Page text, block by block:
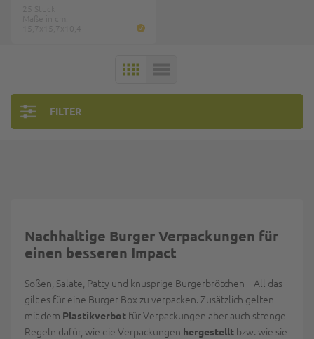
KACHELN
FILTER
Nachhaltige Burger Verpackungen für
einen besseren Impact
Soßen, Salate, Patty und knusprige Burgerbrötchen – All das
gilt es für eine Burger Box zu verpacken. Zusätzlich gelten
mit dem Plastikverbot für Verpackungen aber auch strenge
Regeln dafür, wie die Verpackungen hergestellt bzw. wie sie